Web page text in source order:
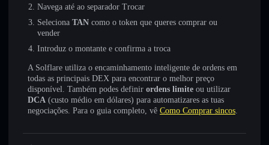
Navega até ao separador Trocar
Seleciona TAN como o token que queres comprar ou
vender
Introduz o montante e confirma a troca
A Solflare utiliza o encaminhamento inteligente de ordens em
todas as principais DEX para encontrar o melhor preço
disponível. Também podes definir ordens limite ou utilizar
DCA (custo médio em dólares) para automatizares as tuas
negociações. Para o guia completo, vê Como Comprar sincos.